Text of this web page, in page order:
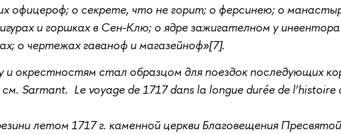
офицероф; о секрете, что не горит; о ферсинею; о
и горшках в Сен-Клю; о ядре зажигателном у
о чертежах гаваноф и магазейноф»[7].
окрестностям стал образцом для поездок последующих
Sarmant. Le voyage de 1717 dans la longue durée de l’histoire
летом 1717 г. каменной церкви Благовещения